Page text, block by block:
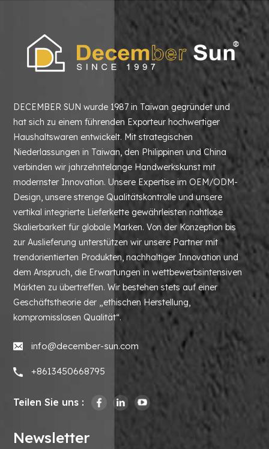
DECEMBER SUN wurde 1987 in Taiwan gegründet und
hat sich zu einem führenden Exporteur hochwertiger
Haushaltswaren entwickelt. Mit strategischen
Niederlassungen in Taiwan, den Philippinen und China
verbinden wir jahrzehntelange Handwerkskunst mit
modernster Innovation. Unsere Expertise im OEM/ODM-
Design, unsere strenge Qualitätskontrolle und unsere
vertikal integrierte Lieferkette gewährleisten nahtlose
Skalierbarkeit für globale Marken. Von der Konzeption bis
zur Auslieferung unterstützen wir unsere Partner mit
trendorientierten Produkten, nachhaltiger Innovation und
dem Anspruch, die Erwartungen in wettbewerbsintensiven
Märkten zu übertreffen. Wir bestehen stets auf einer
Geschäftstheorie der „ethischen Herstellung,
kompromisslosen Qualität“.
info@december-sun.com
+8613450668795
Teilen Sie uns :
Newsletter